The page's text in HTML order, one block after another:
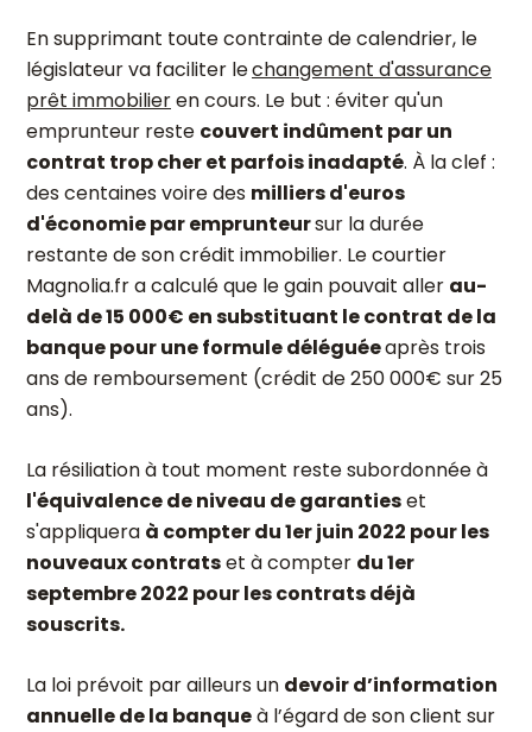
En supprimant toute contrainte de calendrier, le
législateur va faciliter lechangement d'assurance
prêt immobilieren cours. Le but : éviter qu'un
emprunteur reste couvert indûment par un
contrat trop cher et parfois inadapté. À la clef :
des centaines voire des milliers d'euros
d'économie par emprunteursur la durée
restante de son crédit immobilier. Le courtier
Magnolia.fr a calculé que le gain pouvait aller au-
delà de 15 000€ en substituant le contrat de la
banque pour une formule déléguéeaprès trois
ans de remboursement (crédit de 250 000€ sur 25
ans).
La résiliation à tout moment reste subordonnée à
l'équivalence de niveau de garantieset
s'appliquera à compter du 1er juin 2022 pour les
nouveaux contratset à compter du 1er
septembre 2022 pour les contrats déjà
souscrits.
La loi prévoit par ailleurs un devoir d’information
annuelle de la banqueà l’égard de son client sur